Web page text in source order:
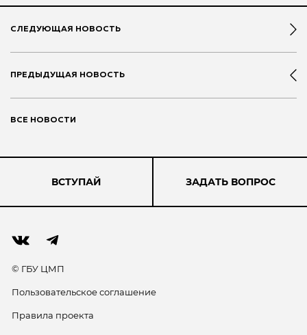
ПРЕДЫДУЩАЯ НОВОСТЬ
ВСЕ НОВОСТИ
СЛЕДУЮЩАЯ НОВОСТЬ
ВСТУПАЙ ЗАДАТЬ ВОПРОС
© ГБУ ЦМП
Пользовательское соглашение
Правила проекта